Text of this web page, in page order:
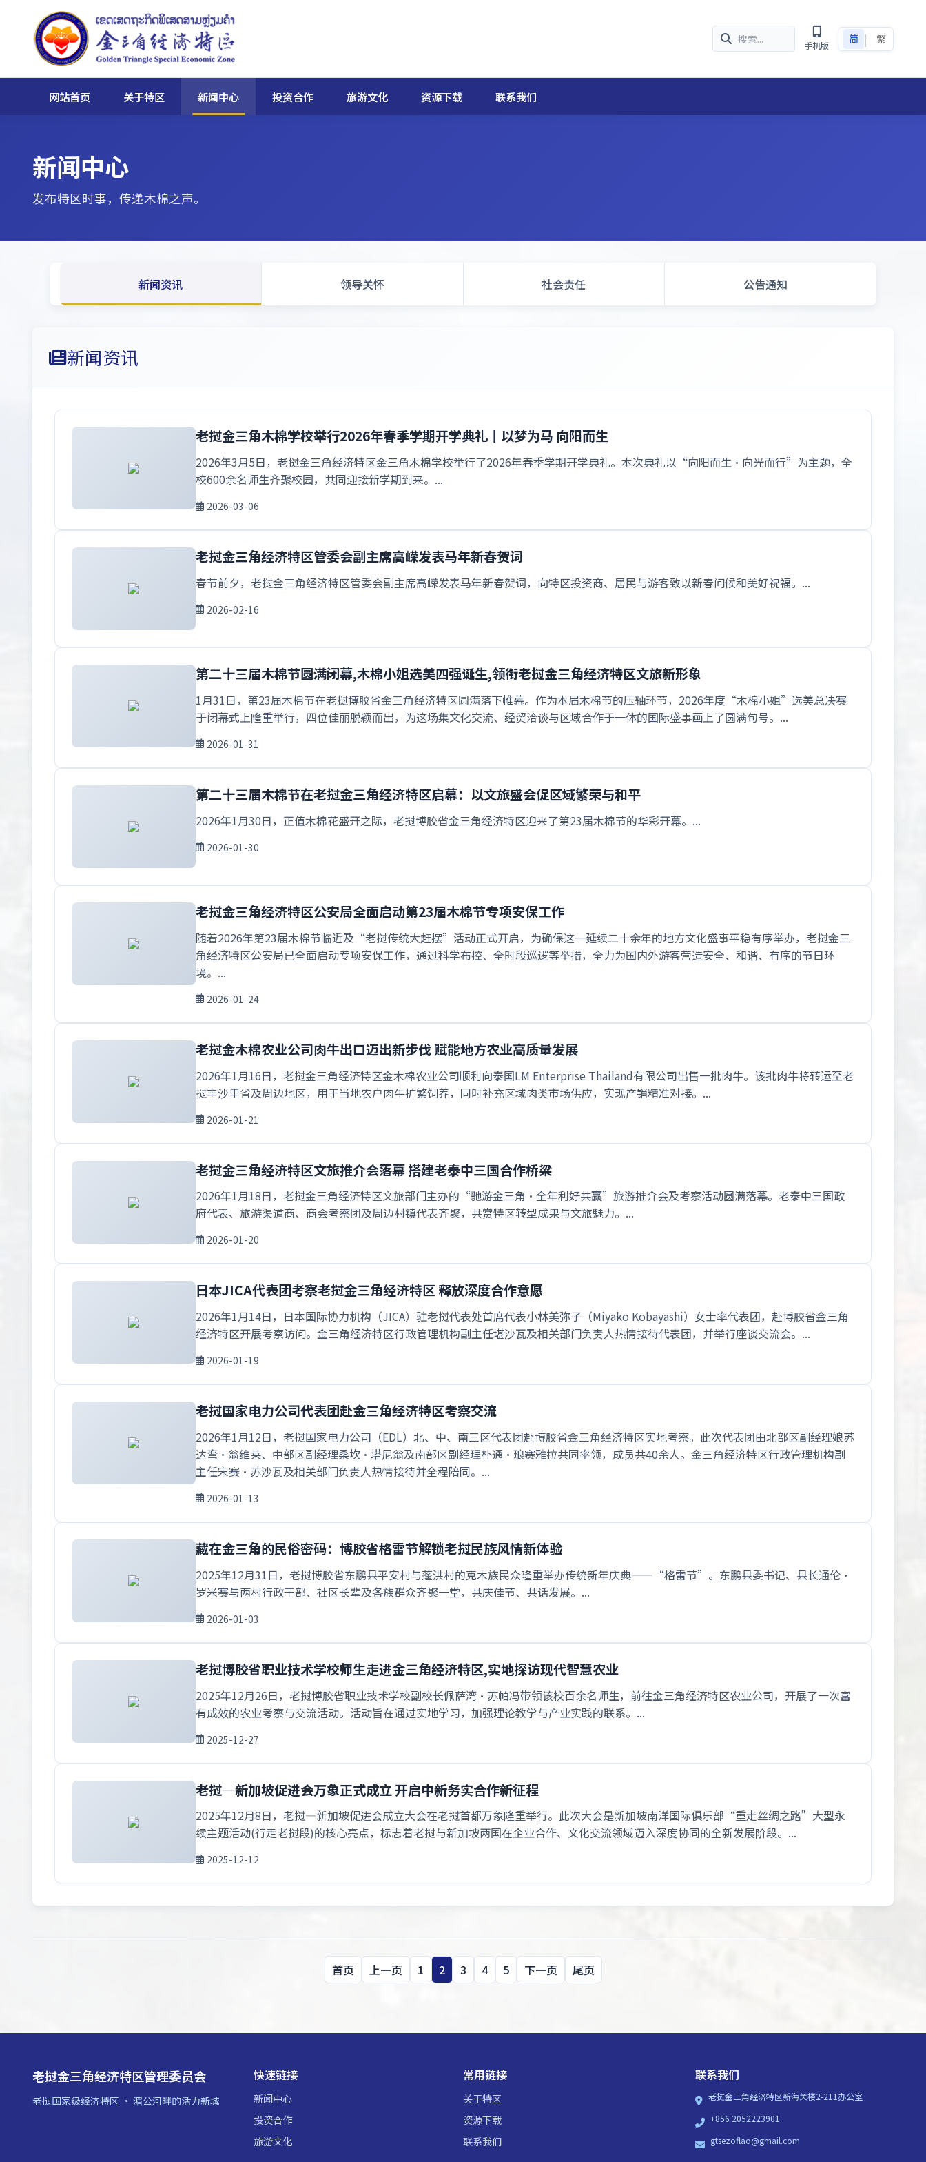
手机版
简 | 繁
网站首页 关于特区 新闻中心 投资合作 旅游文化 资源下载 联系我们
新闻中心
发布特区时事，传递木棉之声。
新闻资讯 领导关怀 社会责任 公告通知
新闻资讯
老挝金三角木棉学校举行2026年春季学期开学典礼丨以梦为马 向阳而生
2026年3月5日，老挝金三角经济特区金三角木棉学校举行了2026年春季学期开学典礼。本次典礼以“向阳而生·向光而行”为主题，全
校600余名师生齐聚校园，共同迎接新学期到来。...
2026-03-06
老挝金三角经济特区管委会副主席高嵘发表马年新春贺词
春节前夕，老挝金三角经济特区管委会副主席高嵘发表马年新春贺词，向特区投资商、居民与游客致以新春问候和美好祝福。...
2026-02-16
第二十三届木棉节圆满闭幕,木棉小姐选美四强诞生,领衔老挝金三角经济特区文旅新形象
1月31日，第23届木棉节在老挝博胶省金三角经济特区圆满落下帷幕。作为本届木棉节的压轴环节，2026年度“木棉小姐”选美总决赛
于闭幕式上隆重举行，四位佳丽脱颖而出，为这场集文化交流、经贸洽谈与区域合作于一体的国际盛事画上了圆满句号。...
2026-01-31
第二十三届木棉节在老挝金三角经济特区启幕：以文旅盛会促区域繁荣与和平
2026年1月30日，正值木棉花盛开之际，老挝博胶省金三角经济特区迎来了第23届木棉节的华彩开幕。...
2026-01-30
老挝金三角经济特区公安局全面启动第23届木棉节专项安保工作
随着2026年第23届木棉节临近及“老挝传统大赶摆”活动正式开启，为确保这一延续二十余年的地方文化盛事平稳有序举办，老挝金三
角经济特区公安局已全面启动专项安保工作，通过科学布控、全时段巡逻等举措，全力为国内外游客营造安全、和谐、有序的节日环
境。...
2026-01-24
老挝金木棉农业公司肉牛出口迈出新步伐 赋能地方农业高质量发展
2026年1月16日，老挝金三角经济特区金木棉农业公司顺利向泰国LM Enterprise Thailand有限公司出售一批肉牛。该批肉牛将转运至老
挝丰沙里省及周边地区，用于当地农户肉牛扩繁饲养，同时补充区域肉类市场供应，实现产销精准对接。...
2026-01-21
老挝金三角经济特区文旅推介会落幕 搭建老泰中三国合作桥梁
2026年1月18日，老挝金三角经济特区文旅部门主办的“驰游金三角·全年利好共赢”旅游推介会及考察活动圆满落幕。老泰中三国政
府代表、旅游渠道商、商会考察团及周边村镇代表齐聚，共赏特区转型成果与文旅魅力。...
2026-01-20
日本JICA代表团考察老挝金三角经济特区 释放深度合作意愿
2026年1月14日，日本国际协力机构（JICA）驻老挝代表处首席代表小林美弥子（Miyako Kobayashi）女士率代表团，赴博胶省金三角
经济特区开展考察访问。金三角经济特区行政管理机构副主任堪沙瓦及相关部门负责人热情接待代表团，并举行座谈交流会。...
2026-01-19
老挝国家电力公司代表团赴金三角经济特区考察交流
2026年1月12日，老挝国家电力公司（EDL）北、中、南三区代表团赴博胶省金三角经济特区实地考察。此次代表团由北部区副经理娘苏
达弯·翁维莱、中部区副经理桑坎·塔尼翁及南部区副经理朴通·琅赛雅拉共同率领，成员共40余人。金三角经济特区行政管理机构副
主任宋赛·苏沙瓦及相关部门负责人热情接待并全程陪同。...
2026-01-13
藏在金三角的民俗密码：博胶省格雷节解锁老挝民族风情新体验
2025年12月31日，老挝博胶省东鹏县平安村与蓬洪村的克木族民众隆重举办传统新年庆典——“格雷节”。东鹏县委书记、县长通伦·
罗米赛与两村行政干部、社区长辈及各族群众齐聚一堂，共庆佳节、共话发展。...
2026-01-03
老挝博胶省职业技术学校师生走进金三角经济特区,实地探访现代智慧农业
2025年12月26日，老挝博胶省职业技术学校副校长佩萨湾·苏帕冯带领该校百余名师生，前往金三角经济特区农业公司，开展了一次富
有成效的农业考察与交流活动。活动旨在通过实地学习，加强理论教学与产业实践的联系。...
2025-12-27
老挝—新加坡促进会万象正式成立 开启中新务实合作新征程
2025年12月8日，老挝—新加坡促进会成立大会在老挝首都万象隆重举行。此次大会是新加坡南洋国际俱乐部“重走丝绸之路”大型永
续主题活动(行走老挝段)的核心亮点，标志着老挝与新加坡两国在企业合作、文化交流领域迈入深度协同的全新发展阶段。...
2025-12-12
首页 上一页 1 2 3 4 5 下一页 尾页
老挝金三角经济特区管理委员会
老挝国家级经济特区 · 湄公河畔的活力新城
快速链接
新闻中心
投资合作
旅游文化
常用链接
关于特区
资源下载
联系我们
联系我们
老挝金三角经济特区新海关楼2-211办公室
+856 2052223901
gtsezoflao@gmail.com